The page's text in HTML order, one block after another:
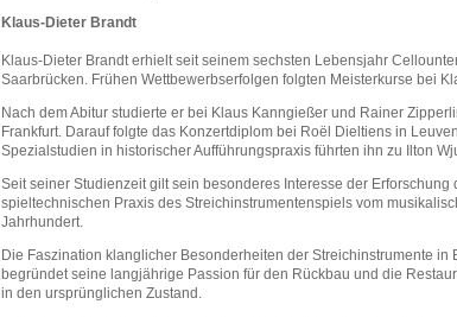
Klaus-Dieter Brandt
Klaus-Dieter Brandt erhielt seit seinem sechsten Lebensjahr
Saarbrücken. Frühen Wettbewerbserfolgen folgten Meisterkurse bei
Nach dem Abitur studierte er bei Klaus Kanngießer und Rainer
Frankfurt. Darauf folgte das Konzertdiplom bei Roël Dieltiens in
Spezialstudien in historischer Aufführungspraxis führten ihn zu Ilton
Seit seiner Studienzeit gilt sein besonderes Interesse der Erforschung
spieltechnischen Praxis des Streichinstrumentenspiels vom
Jahrhundert.
Die Faszination klanglicher Besonder­heiten der Streich­instrumente in
begründet seine lang­jährige Passion für den Rückbau und die
in den ursprünglichen Zustand.